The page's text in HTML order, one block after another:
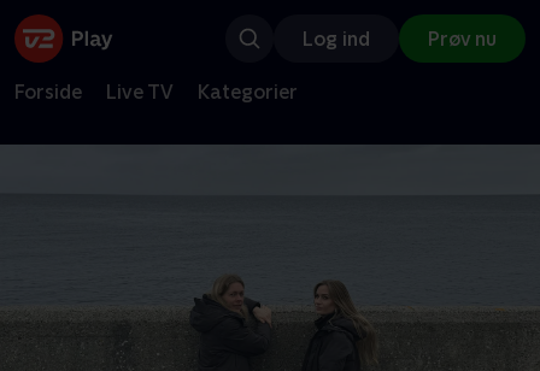
Log ind Prøv nu
Forside Live TV Kategorier